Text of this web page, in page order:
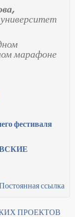
марафоне
фестиваля
ссылка
ПРОЕКТОВ